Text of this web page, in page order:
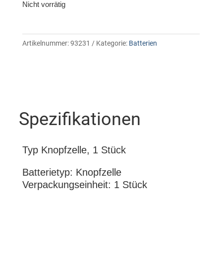
Nicht vorrätig
Artikelnummer:93231 Kategorie: Batterien
Spezifikationen
Typ Knopfzelle, 1 Stück
Batterietyp: Knopfzelle
Verpackungseinheit: 1 Stück